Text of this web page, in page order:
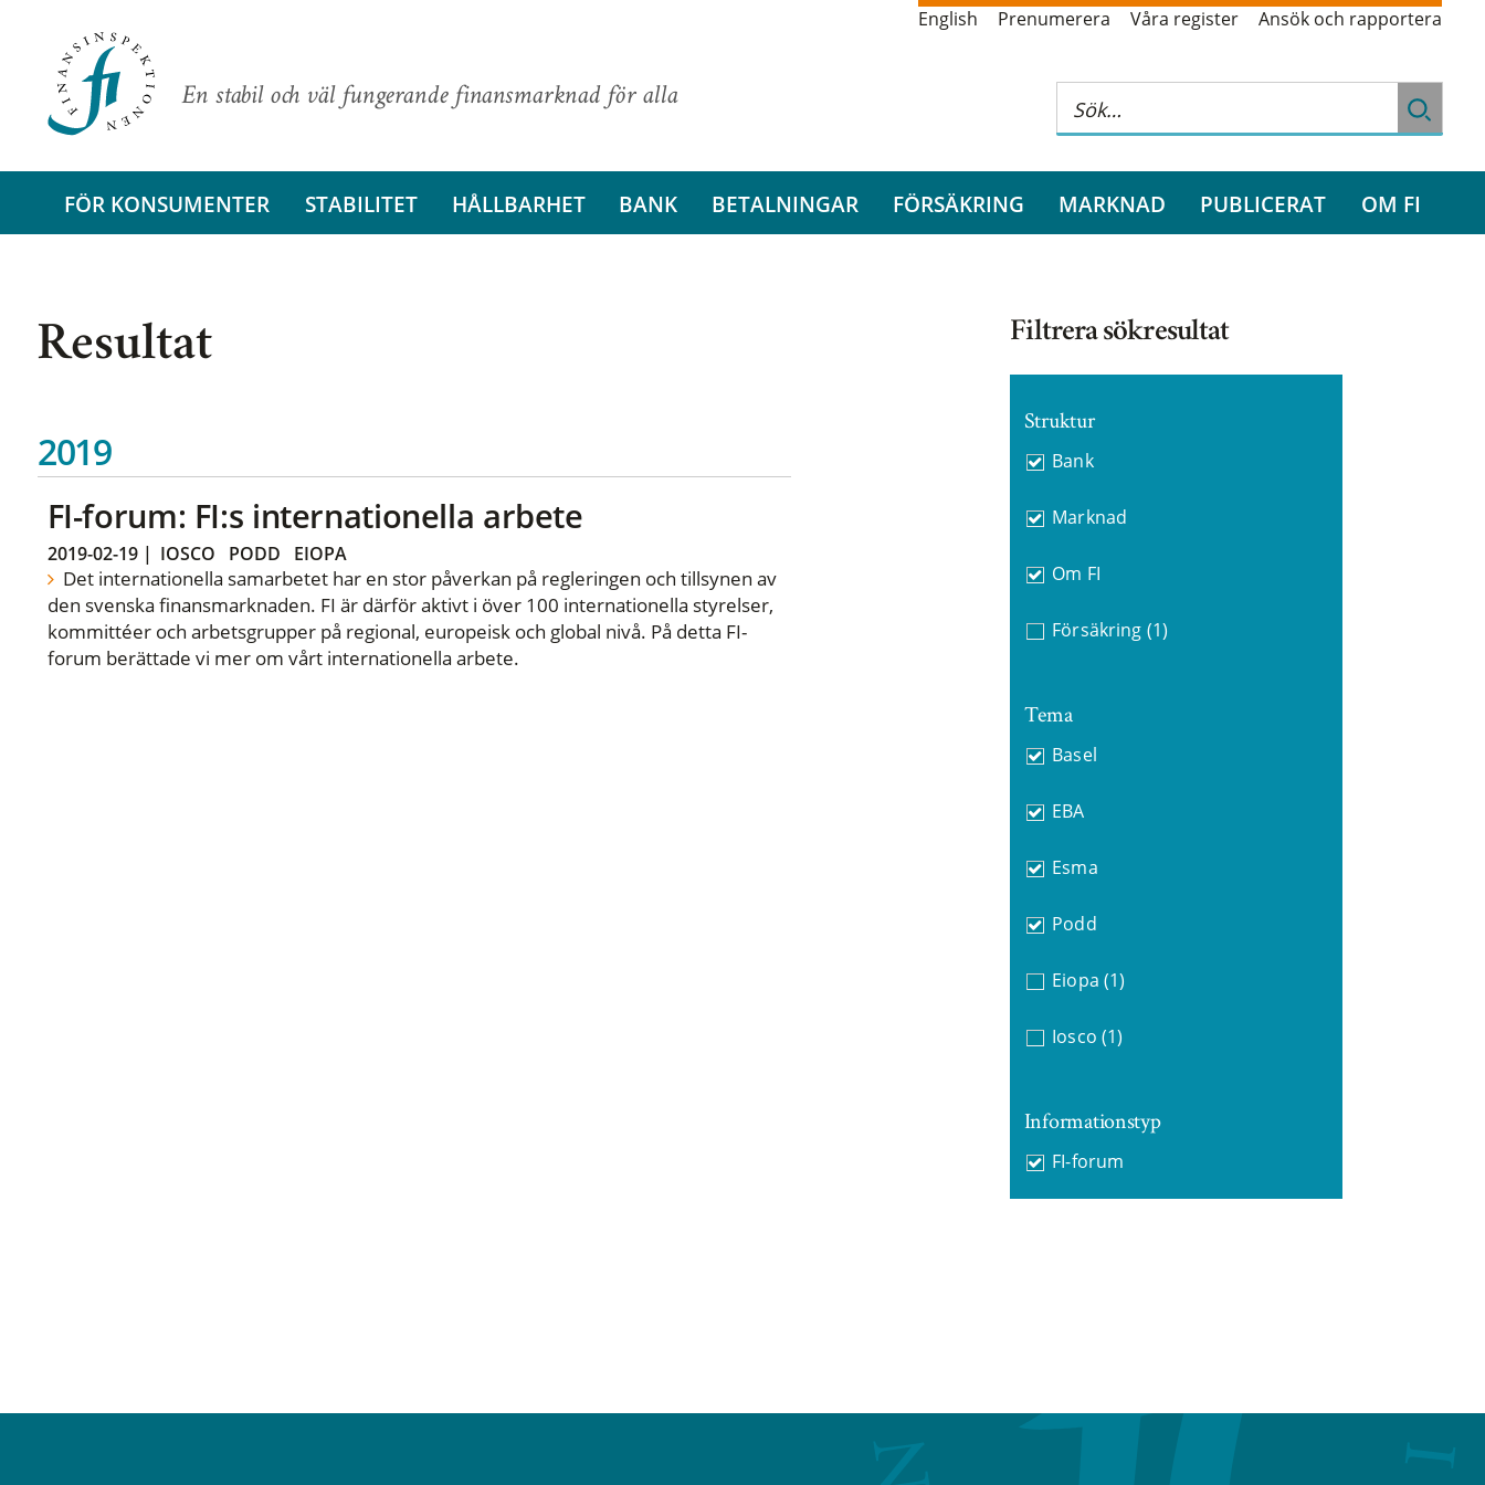
En stabil och väl fungerande finansmarknad för alla
English Prenumerera Våra register Ansök och rapportera
FÖR KONSUMENTER STABILITET HÅLLBARHET BANK BETALNINGAR FÖRSÄKRING MARKNAD PUBLICERAT OM FI
Resultat
2019
FI-forum: FI:s internationella arbete
2019-02-19| IOSCO PODD EIOPA
Det internationella samarbetet har en stor påverkan på regleringen och tillsynen av
den svenska finansmarknaden. FI är därför aktivt i över 100 internationella styrelser,
kommittéer och arbetsgrupper på regional, europeisk och global nivå. På detta FI-
forum berättade vi mer om vårt internationella arbete.
Filtrera sökresultat
Struktur
Bank
Marknad
Om FI
Försäkring (1)
Tema
Basel
EBA
Esma
Podd
Eiopa (1)
Iosco (1)
Informationstyp
FI-forum